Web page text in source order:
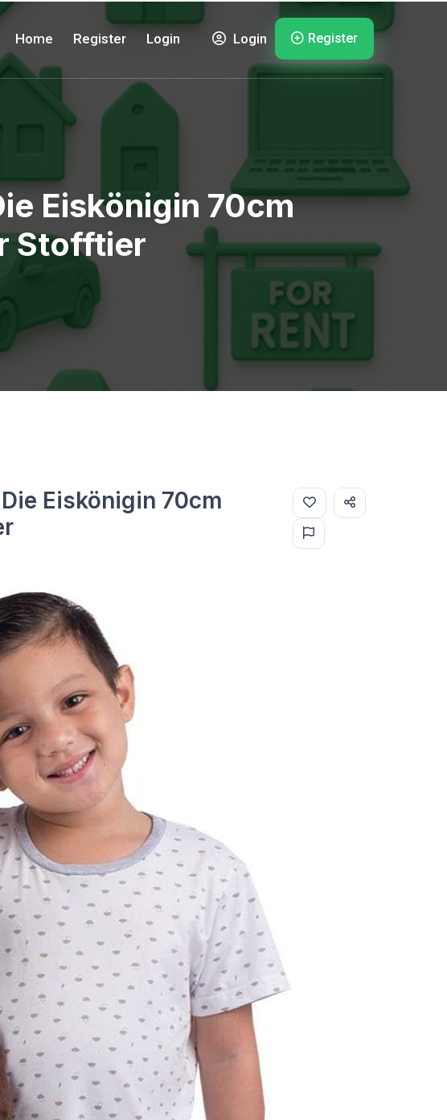
Home Register Login Login Register
Eiskönigin 70cm
Stofftier
Eiskönigin 70cm